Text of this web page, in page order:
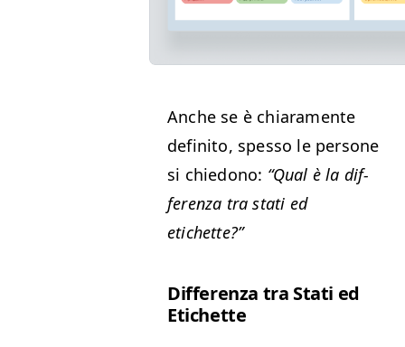
Anche se è chiara­mente
defini­to, spes­so le per­sone
si chiedono: “Qual è la dif­
feren­za tra sta­ti ed
etichette?”
Dif­feren­za tra Sta­ti ed
Etichette